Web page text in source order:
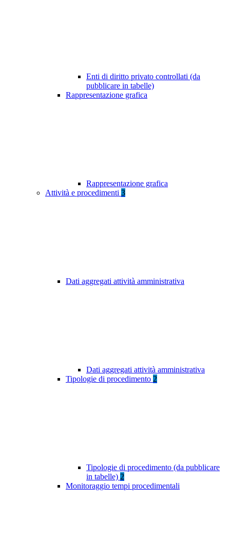
Enti di diritto privato controllati (da
pubblicare in tabelle)
Rappresentazione grafica
Rappresentazione grafica
Attività e procedimenti 3
Dati aggregati attività amministrativa
Dati aggregati attività amministrativa
Tipologie di procedimento 2
Tipologie di procedimento (da pubblicare
in tabelle) 2
Monitoraggio tempi procedimentali